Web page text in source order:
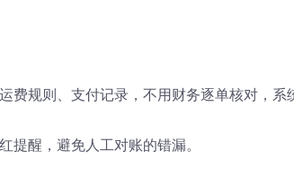
费规则、支付记录，不用财务逐单核对，系
提醒，避免人工对账的错漏。